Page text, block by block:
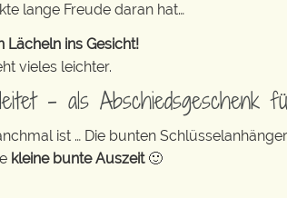
lange Freude daran hat…
ins Gesicht!
vieles leichter.
– als Abschiedsgeschenk
ist … Die bunten
kleine bunte Auszeit🙂